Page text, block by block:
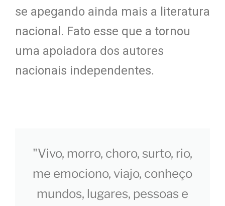
se apegando ainda mais a literatura
nacional. Fato esse que a tornou
uma apoiadora dos autores
nacionais independentes.
"Vivo, morro, choro, surto, rio,
me emociono, viajo, conheço
mundos, lugares, pessoas e